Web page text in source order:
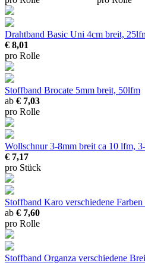
Drahtband Basic Uni 4cm breit,
€ 8,01
pro Rolle
Stoffband Brocate 5mm breit, 50lfm
ab € 7,03
pro Rolle
Wollschnur 3-8mm breit ca 10 lfm,
€ 7,17
pro Stück
Stoffband Karo verschiedene
ab € 7,60
pro Rolle
Stoffband Organza verschiedene